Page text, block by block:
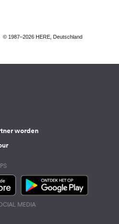
© 1987–2026 HERE, Deutschland
worden
MEDIA